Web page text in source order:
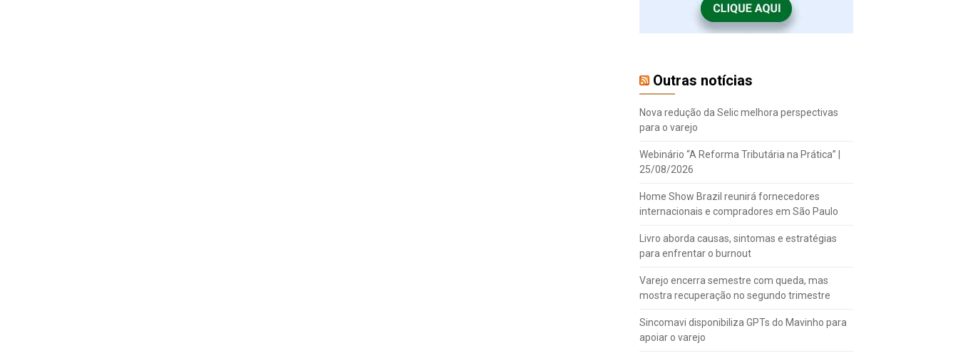
Outras notícias
Nova redução da Selic melhora perspectivas
para o varejo
Webinário “A Reforma Tributária na Prática” |
25/08/2026
Home Show Brazil reunirá fornecedores
internacionais e compradores em São Paulo
Livro aborda causas, sintomas e estratégias
para enfrentar o burnout
Varejo encerra semestre com queda, mas
mostra recuperação no segundo trimestre
Sincomavi disponibiliza GPTs do Mavinho para
apoiar o varejo